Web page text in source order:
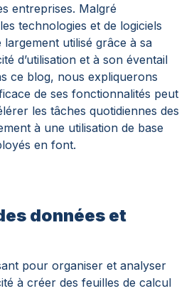
entreprises. Malgré
technologies et de logiciels
largement utilisé grâce à sa
d’utilisation et à son éventail
ce blog, nous expliquerons
de ses fonctionnalités peut
les tâches quotidiennes des
à une utilisation de base
en font.
données et
pour organiser et analyser
à créer des feuilles de calcul